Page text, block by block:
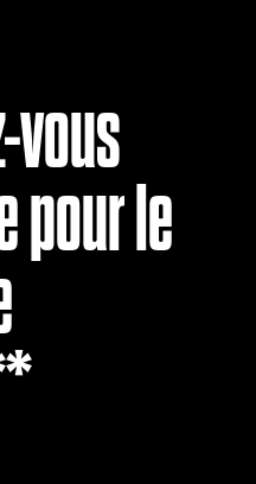
vous
pour le